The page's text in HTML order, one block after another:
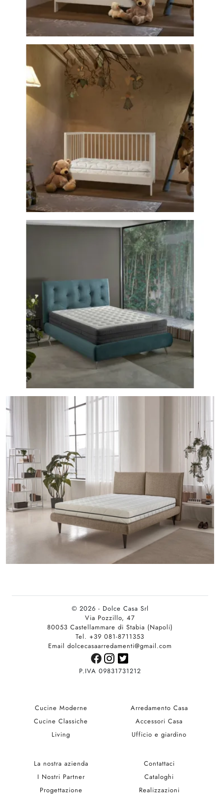
© 2026 - Dolce Casa Srl
Via Pozzillo, 47
80053 Castellammare di Stabia (Napoli)
Tel. +39 081-8711353
Email dolcecasaarredamenti@gmail.com
P.IVA 09831731212
Cucine Moderne
Cucine Classiche
Living
Arredamento Casa
Accessori Casa
Ufficio e giardino
La nostra azienda
I Nostri Partner
Progettazione
Contattaci
Cataloghi
Realizzazioni